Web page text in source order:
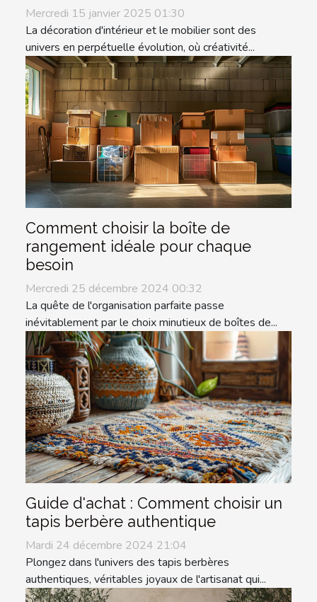
Mercredi 15 janvier 2025 01:30
La décoration d'intérieur et le mobilier sont des
univers en perpétuelle évolution, où créativité...
Comment choisir la boîte de
rangement idéale pour chaque
besoin
Mercredi 25 décembre 2024 00:32
La quête de l'organisation parfaite passe
inévitablement par le choix minutieux de boîtes de...
Guide d'achat : Comment choisir un
tapis berbère authentique
Mardi 24 décembre 2024 21:04
Plongez dans l'univers des tapis berbères
authentiques, véritables joyaux de l'artisanat qui...